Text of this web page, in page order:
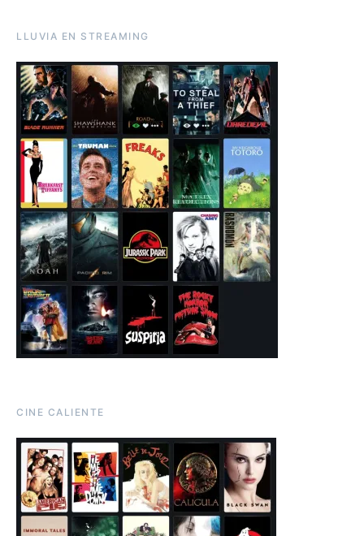
LLUVIA EN STREAMING
CINE CALIENTE